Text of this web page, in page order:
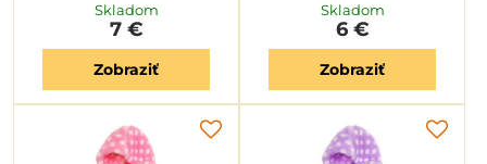
Skladom
7 €
Zobraziť
Skladom
6 €
Zobraziť